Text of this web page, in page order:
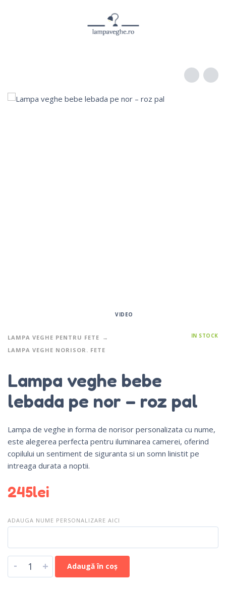
VIDEO
LAMPA VEGHE PENTRU FETE
LAMPA VEGHE NORISOR. FETE
IN STOCK
Lampa veghe bebe
lebada pe nor – roz pal
Lampa de veghe in forma de norisor personalizata cu nume,
este alegerea perfecta pentru iluminarea camerei, oferind
copilului un sentiment de siguranta si un somn linistit pe
intreaga durata a noptii.
245lei
ADAUGA NUME PERSONALIZARE AICI
- + Adaugă în coș